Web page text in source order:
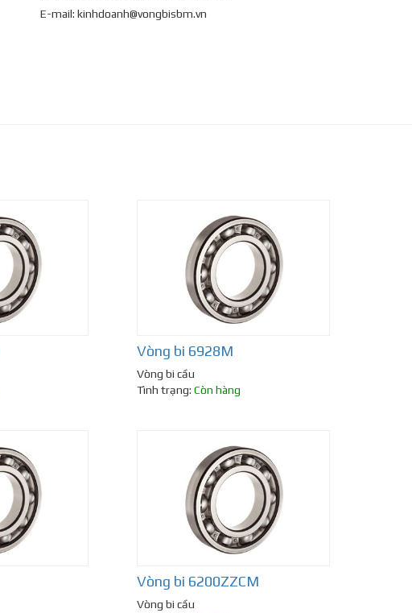
E-mail: kinhdoanh@vongbisbm.vn
Vòng bi 6928M
Vòng bi cầu
Tình trạng: Còn hàng
Vòng bi 6200ZZCM
Vòng bi cầu